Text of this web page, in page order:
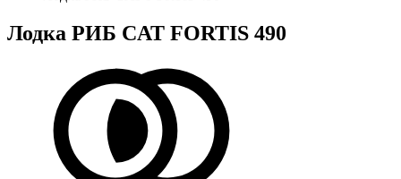
Лодка РИБ CAT FORTIS 490